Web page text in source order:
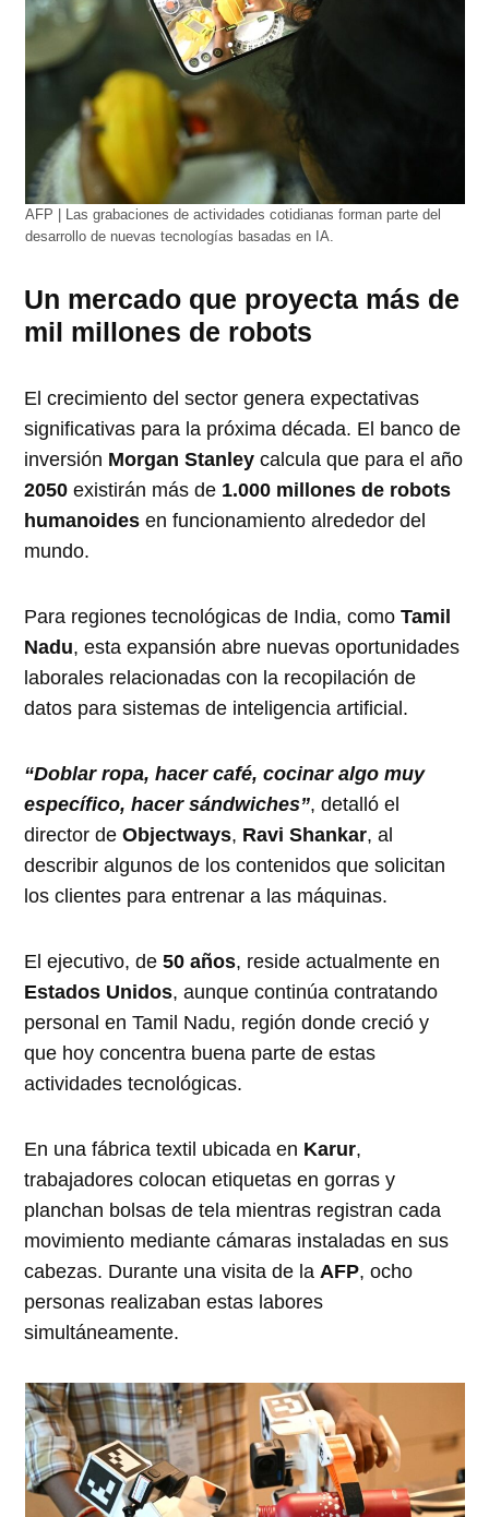
AFP | Las grabaciones de actividades cotidianas forman parte del
desarrollo de nuevas tecnologías basadas en IA.
Un mercado que proyecta más de
mil millones de robots
El crecimiento del sector genera expectativas
significativas para la próxima década. El banco de
inversión Morgan Stanley calcula que para el año
2050 existirán más de 1.000 millones de robots
humanoides en funcionamiento alrededor del
mundo.
Para regiones tecnológicas de India, comoTamil
Nadu, esta expansión abre nuevas oportunidades
laborales relacionadas con la recopilación de
datos para sistemas de inteligencia artificial.
“Doblar ropa, hacer café, cocinar algo muy
específico, hacer sándwiches”, detalló el
director deObjectways, Ravi Shankar, al
describir algunos de los contenidos que solicitan
los clientes para entrenar a las máquinas.
El ejecutivo, de50 años, reside actualmente en
Estados Unidos, aunque continúa contratando
personal en Tamil Nadu, región donde creció y
que hoy concentra buena parte de estas
actividades tecnológicas.
En una fábrica textil ubicada en Karur,
trabajadores colocan etiquetas en gorras y
planchan bolsas de tela mientras registran cada
movimiento mediante cámaras instaladas en sus
cabezas. Durante una visita de laAFP, ocho
personas realizaban estas labores
simultáneamente.